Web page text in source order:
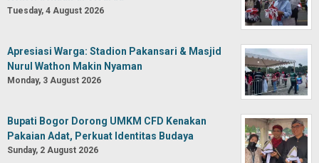
Tuesday, 4 August 2026
Apresiasi Warga: Stadion Pakansari & Masjid
Nurul Wathon Makin Nyaman
Monday, 3 August 2026
Bupati Bogor Dorong UMKM CFD Kenakan
Pakaian Adat, Perkuat Identitas Budaya
Sunday, 2 August 2026